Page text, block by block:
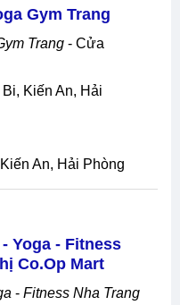
Gym Trang
Trang - Cửa
An, Hải Phòng
Yoga - Fitness
Co.op Mart
- Fitness Nha Trang